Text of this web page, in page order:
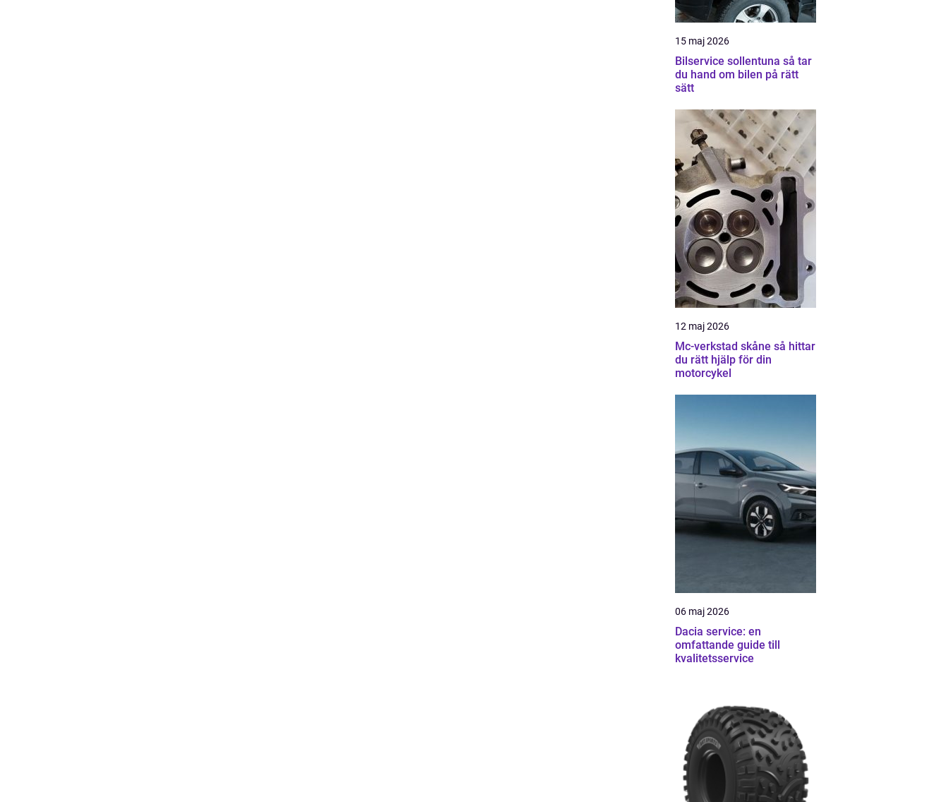
15 maj 2026
Bilservice sollentuna så tar
du hand om bilen på rätt
sätt
12 maj 2026
Mc-verkstad skåne så hittar
du rätt hjälp för din
motorcykel
06 maj 2026
Dacia service: en
omfattande guide till
kvalitetsservice